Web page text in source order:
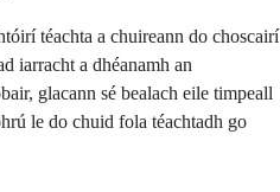
téachta a chuireann do choscairí
iarracht a dhéanamh an
glacann sé bealach eile timpeall
le do chuid fola téachtadh go